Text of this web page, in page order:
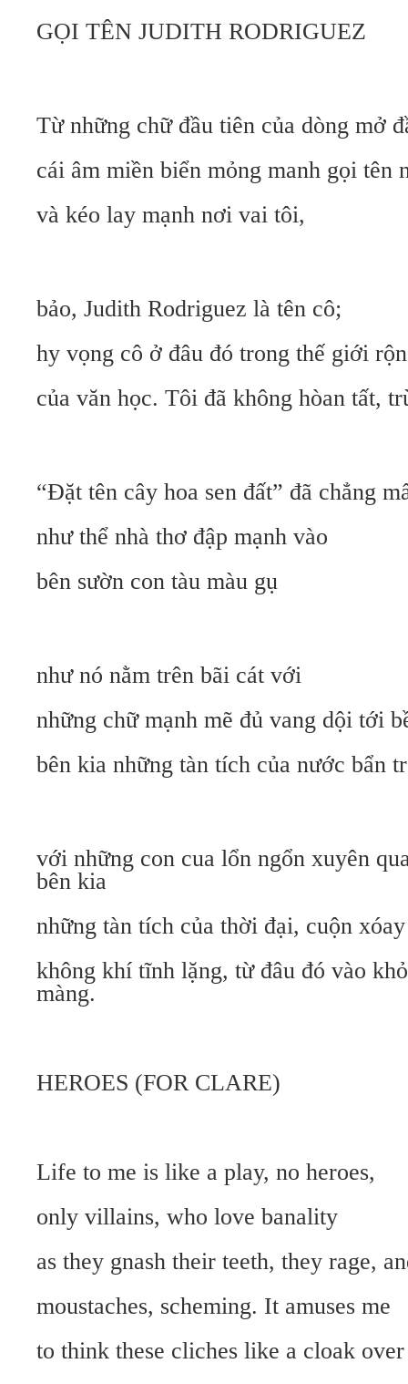
GỌI TÊN JUDITH RODRIGUEZ
Từ những chữ đầu tiên của dòng mở
cái âm miền biển mỏng manh gọi tên
và kéo lay mạnh nơi vai tôi,
bảo, Judith Rodriguez là tên cô;
hy vọng cô ở đâu đó trong thế giới
của văn học. Tôi đã không hòan tất,
“Đặt tên cây hoa sen đất” đã chẳng
như thể nhà thơ đập mạnh vào
bên sườn con tàu màu gụ
như nó nằm trên bãi cát với
những chữ mạnh mẽ đủ vang dội tới
bên kia những tàn tích của nước bẩn
với những con cua lổn ngổn xuyên
bên kia
những tàn tích của thời đại, cuộn
không khí tĩnh lặng, từ đâu đó vào
màng.
HEROES (FOR CLARE)
Life to me is like a play, no heroes,
only villains, who love banality
as they gnash their teeth, they rage,
moustaches, scheming. It amuses me
to think these cliches like a cloak over